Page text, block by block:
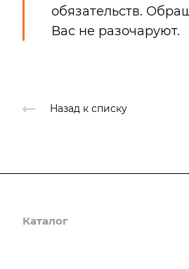
обязательств.
Вас не разочаруют.
Назад к списку
Каталог